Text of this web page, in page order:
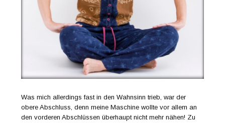
Was mich allerdings fast in den Wahnsinn trieb, war der
obere Abschluss, denn meine Maschine wollte vor allem an
den vorderen Abschlüssen überhaupt nicht mehr nähen! Zu